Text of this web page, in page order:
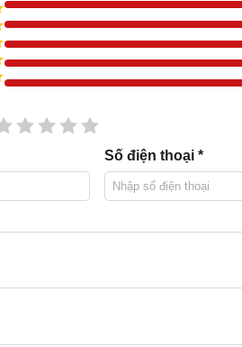
5 sao
4 sao
3 sao
2 sao
sao
Số điện thoại *